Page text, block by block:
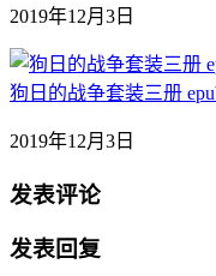
2019年12月3日
狗日的战争套装三册
2019年12月3日
发表评论
发表回复